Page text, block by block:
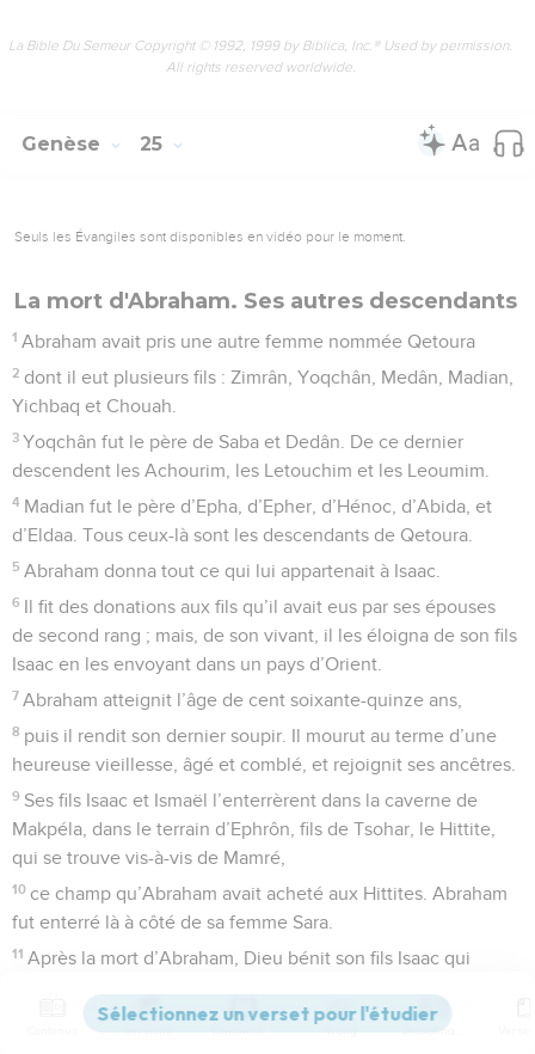
La Bible Du Semeur Copyright © 1992, 1999 by Biblica, Inc.® Used by permission.
All rights reserved worldwide.
Genèse 25
Seuls les Évangiles sont disponibles en vidéo pour le moment.
La mort d'Abraham. Ses autres descendants
1 Abraham avait pris une autre femme nommée Qetoura
2 dont il eut plusieurs fils : Zimrân, Yoqchân, Medân, Madian,
Yichbaq et Chouah.
3 Yoqchân fut le père de Saba et Dedân. De ce dernier
descendent les Achourim, les Letouchim et les Leoumim.
4 Madian fut le père d’Epha, d’Epher, d’Hénoc, d’Abida, et
d’Eldaa. Tous ceux-là sont les descendants de Qetoura.
5 Abraham donna tout ce qui lui appartenait à Isaac.
6 Il fit des donations aux fils qu’il avait eus par ses épouses
de second rang ; mais, de son vivant, il les éloigna de son fils
Isaac en les envoyant dans un pays d’Orient.
7 Abraham atteignit l’âge de cent soixante-quinze ans,
8 puis il rendit son dernier soupir. Il mourut au terme d’une
heureuse vieillesse, âgé et comblé, et rejoignit ses ancêtres.
9 Ses fils Isaac et Ismaël l’enterrèrent dans la caverne de
Makpéla, dans le terrain d’Ephrôn, fils de Tsohar, le Hittite,
qui se trouve vis-à-vis de Mamré,
10 ce champ qu’Abraham avait acheté aux Hittites. Abraham
fut enterré là à côté de sa femme Sara.
11 Après la mort d’Abraham, Dieu bénit son fils Isaac qui
Voici l’histoire de la famille d’Ismaël, fils d’Abraham par
Versions Commentaires Strong